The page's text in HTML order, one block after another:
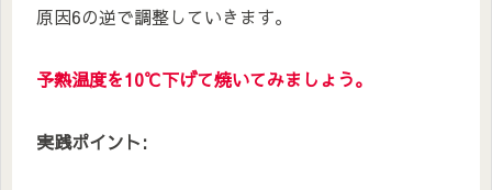
原因6の逆で調整していきます。
予熱温度を10℃下げて焼いてみましょう。
実践ポイント: